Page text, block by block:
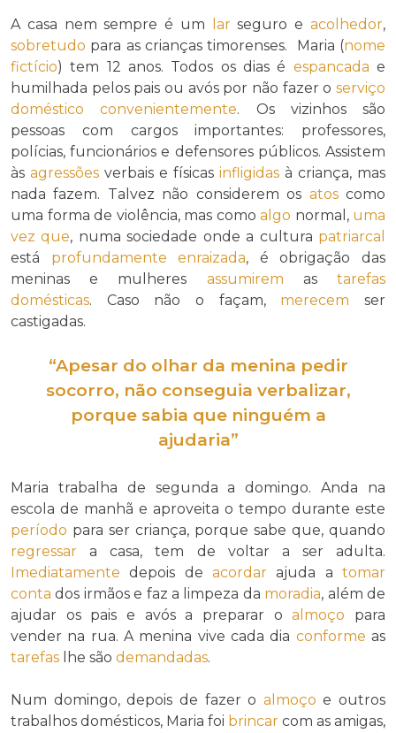
A casa nem sempre é um larseguro eacolhedor,
sobretudo para as crianças timorenses. Maria (nome
fictício) tem 12 anos. Todos os dias é espancada e
humilhada pelos pais ou avós por não fazer o serviço
doméstico
convenientemente. Os vizinhos são
pessoas com cargos importantes: professores,
polícias, funcionários e defensores públicos. Assistem
às agressões verbais e físicas infligidas à criança, mas
nada fazem. Talvez não considerem os atoscomo
uma forma de violência, mas como algo normal, uma
vez que, numa sociedade onde a cultura patriarcal
está profundamente enraizada, é obrigação das
meninas e mulheres assumirem astarefas
domésticas. Caso não o façam, merecem ser
castigadas.
“Apesar do olhar da menina pedir
socorro, não conseguia verbalizar,
porque sabia que ninguém a
ajudaria”
Maria trabalha de segunda a domingo. Anda na
escola de manhã e aproveita o tempo durante este
período para ser criança, porque sabe que, quando
regressar a casa, tem de voltar a ser adulta.
Imediatamente depois de acordar ajuda a tomar
conta dos irmãos e faz a limpeza da moradia, além de
ajudar os pais e avós a preparar oalmoço para
vender na rua. A menina vive cada dia conforme as
tarefas lhe são demandadas.
Num domingo, depois de fazer o almoço e outros
trabalhos domésticos, Maria foi brincar com as amigas,